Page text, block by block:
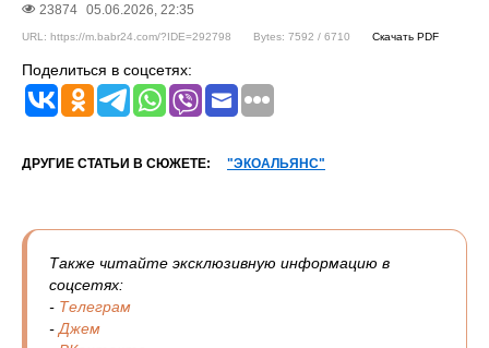
23874 05.06.2026, 22:35
URL: https://m.babr24.com/?IDE=292798 Bytes: 7592 / 6710 Скачать PDF
Поделиться в соцсетях:
ДРУГИЕ СТАТЬИ В СЮЖЕТЕ: "ЭКОАЛЬЯНС"
Также читайте эксклюзивную информацию в
соцсетях:
- Телеграм
- Джем